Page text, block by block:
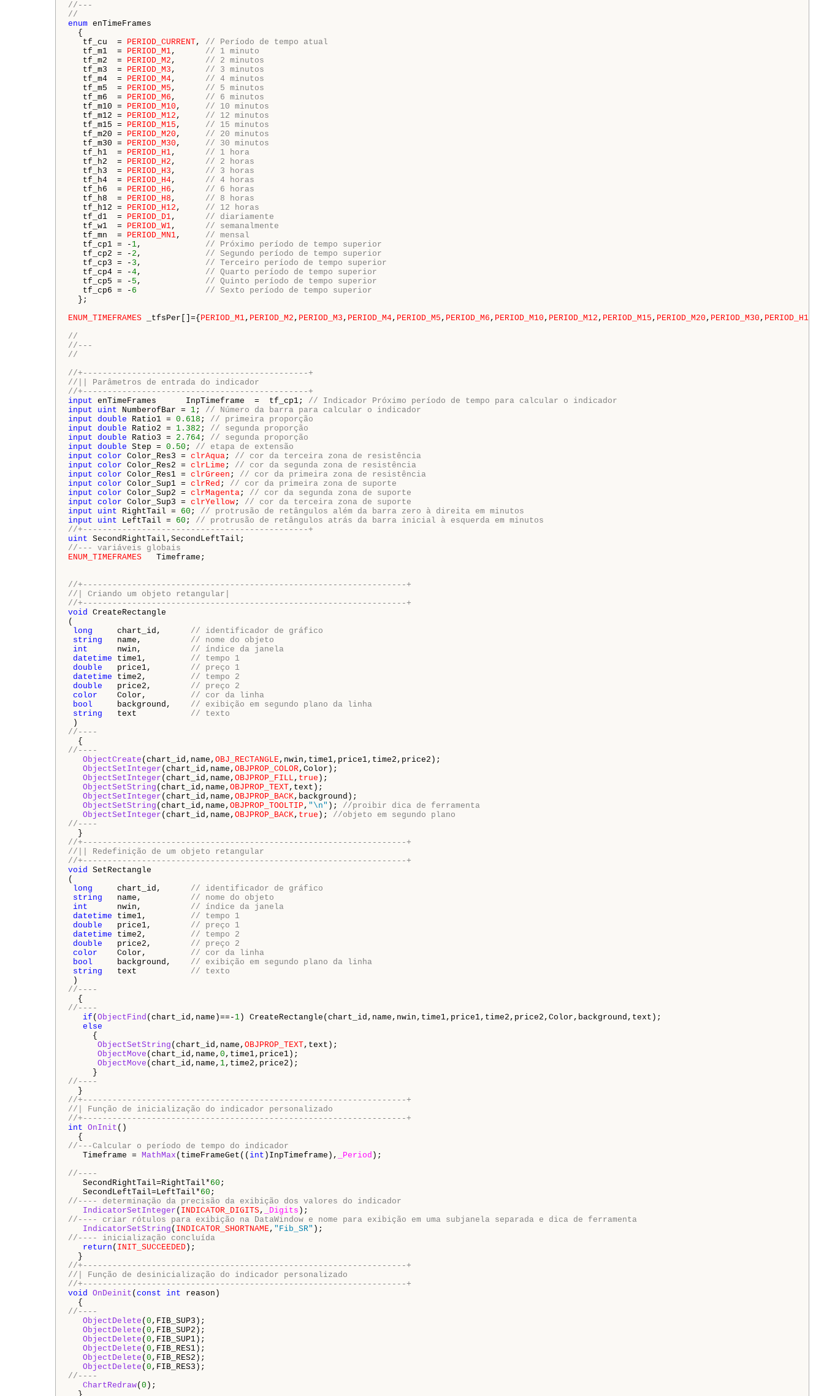
//---
//
enum enTimeFrames
{
tf_cu  = PERIOD_CURRENT, // Período de tempo atual
tf_m1  = PERIOD_M1, // 1 minuto
tf_m2  = PERIOD_M2 , // 2 minutos
tf_m3  = PERIOD_M3 , // 3 minutos
tf_m4  = PERIOD_M4, // 4 minutos
tf_m5  = PERIOD_M5 , // 5 minutos
tf_m6  = PERIOD_M6 , // 6 minutos
tf_m10 = PERIOD_M10 , // 10 minutos
tf_m12 = PERIOD_M12 , // 12 minutos
tf_m15 = PERIOD_M15 , // 15 minutos
tf_m20 = PERIOD_M20 , // 20 minutos
tf_m30 = PERIOD_M30 , // 30 minutos
tf_h1  = PERIOD_H1, // 1 hora
tf_h2  = PERIOD_H2 , // 2 horas
tf_h3  = PERIOD_H3 , // 3 horas
tf_h4  = PERIOD_H4, // 4 horas
tf_h6  = PERIOD_H6 , // 6 horas
tf_h8  = PERIOD_H8 , // 8 horas
tf_h12 = PERIOD_H12 , // 12 horas
tf_d1  = PERIOD_D1, // diariamente
tf_w1  = PERIOD_W1, // semanalmente
tf_mn  = PERIOD_MN1, // mensal
tf_cp1 = - 1, // Próximo período de tempo superior
tf_cp2 = - 2 , // Segundo período de tempo superior
tf_cp3 = - 3 , // Terceiro período de tempo superior
tf_cp4 = -4, // Quarto período de tempo superior
tf_cp5 = - 5 , // Quinto período de tempo superior
tf_cp6 = - 6
// Sexto período de tempo superior
};
ENUM_TIMEFRAMES _tfsPer[]={ PERIOD_M1, PERIOD_M2 , PERIOD_M3 , PERIOD_M4, PERIOD_M5 , PERIOD_M6 , PERIOD_M10 , PERIOD_M12 , PERIOD_M15 , PERIOD_M20 , PERIOD_M30 , PERIOD_H1
//
//---
//
//+----------------------------------------------+
//|| Parâmetros de entrada do indicador
//+----------------------------------------------+
input enTimeFrames      InpTimeframe  =  tf_cp1; // Indicador Próximo período de tempo para calcular o indicador
input
uint NumberofBar = 1; // Número da barra para calcular o indicador
input double Ratio1 = 0.618 ; // primeira proporção
input double Ratio2 = 1.382 ; // segunda proporção
input double Ratio3 = 2.764; // segunda proporção
input double Step = 0.50 ; // etapa de extensão
input color Color_Res3 = clrAqua; // cor da terceira zona de resistência
input color Color_Res2 = clrLime ; // cor da segunda zona de resistência
input color Color_Res1 = clrGreen ; // cor da primeira zona de resistência
input color Color_Sup1 = clrRed ; // cor da primeira zona de suporte
input color Color_Sup2 = clrMagenta; // cor da segunda zona de suporte
input color Color_Sup3 = clrYellow; // cor da terceira zona de suporte
input
uint RightTail = 60 ; // protrusão de retângulos além da barra zero à direita em minutos
input
uint LeftTail = 60 ; // protrusão de retângulos atrás da barra inicial à esquerda em minutos
//+----------------------------------------------+
uint
//--- variáveis globais
ENUM_TIMEFRAMES Timeframe;
//+------------------------------------------------------------------+
//| Criando um objeto retangular|
//+------------------------------------------------------------------+
void CreateRectangle
(
long chart_id, // identificador de gráfico
string name, // nome do objeto
int nwin, // índice da janela
datetime time1, // tempo 1
double price1, // preço 1
datetime time2, // tempo 2
double price2, // preço 2
color Color, // cor da linha
bool background, // exibição em segundo plano da linha
string text // texto
//----
//----
ObjectCreate (chart_id,name, OBJ_RECTANGLE,nwin,time1,price1,time2,price2);
ObjectSetInteger (chart_id,name, OBJPROP_COLOR,Color);
ObjectSetInteger (chart_id,name, OBJPROP_FILL , true );
ObjectSetString (chart_id,name, OBJPROP_TEXT,text);
ObjectSetInteger (chart_id,name, OBJPROP_BACK,background);
ObjectSetString (chart_id,name, OBJPROP_TOOLTIP , "\n" ); //proibir dica de ferramenta
ObjectSetInteger (chart_id,name, OBJPROP_BACK, true ); //objeto em segundo plano
//----
//+------------------------------------------------------------------+
//|| Redefinição de um objeto retangular
//+------------------------------------------------------------------+
void SetRectangle
(
long chart_id, // identificador de gráfico
string name, // nome do objeto
int nwin, // índice da janela
datetime time1, // tempo 1
double price1, // preço 1
datetime time2, // tempo 2
double price2, // preço 2
color Color, // cor da linha
bool background, // exibição em segundo plano da linha
string text // texto
//----
//----
if ( ObjectFind (chart_id,name)==- 1 ) CreateRectangle(chart_id,name,nwin,time1,price1,time2,price2,Color,background,text);
else
{
ObjectSetString (chart_id,name, OBJPROP_TEXT,text);
ObjectMove (chart_id,name, 0 ,time1,price1);
ObjectMove (chart_id,name, 1,time2,price2);
//----
//+------------------------------------------------------------------+
//| Função de inicialização do indicador personalizado
//+------------------------------------------------------------------+
int OnInit ()
//---Calcular o período de tempo do indicador
Timeframe = MathMax (timeFrameGet(( int )InpTimeframe), _Period );
//----
SecondRightTail=RightTail* 60 ;
SecondLeftTail=LeftTail* 60
//---- determinação da precisão da exibição dos valores do indicador
IndicatorSetInteger ( INDICATOR_DIGITS, _Digits
//---- criar rótulos para exibição na DataWindow e nome para exibição em uma subjanela separada e dica de ferramenta
IndicatorSetString ( INDICATOR_SHORTNAME, "Fib_SR"
//---- inicialização concluída
return ( INIT_SUCCEEDED );
//+------------------------------------------------------------------+
//| Função de desinicialização do indicador personalizado
//+------------------------------------------------------------------+
void OnDeinit ( const int reason)
//----
ObjectDelete ( 0 ,FIB_SUP3);
ObjectDelete ( 0 ,FIB_SUP2);
ObjectDelete ( 0 ,FIB_SUP1);
ObjectDelete ( 0 ,FIB_RES1);
ObjectDelete ( 0 ,FIB_RES2);
ObjectDelete ( 0
//----
ChartRedraw( 0 );